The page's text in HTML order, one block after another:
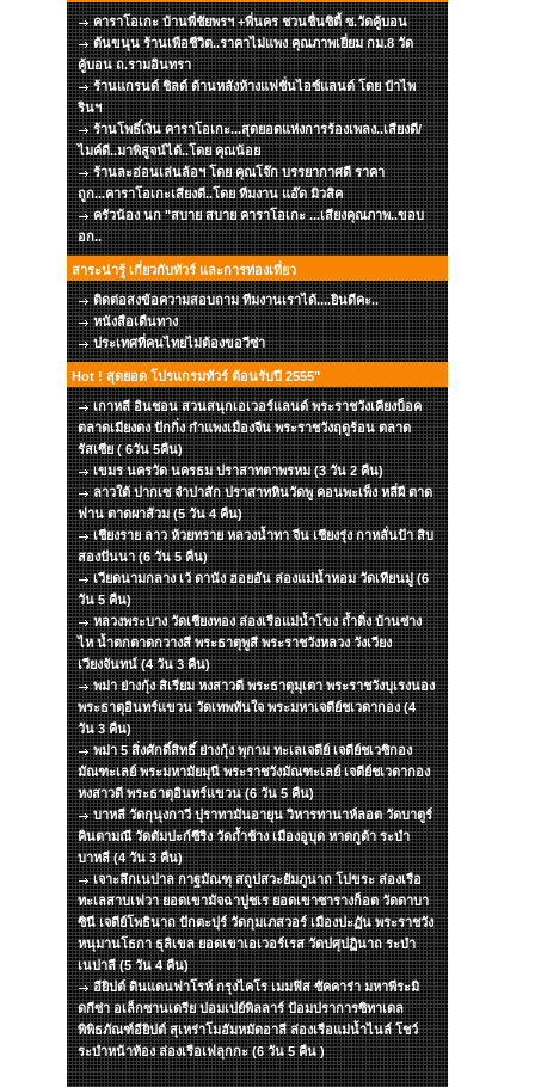
คาราโอเกะ บ้านพี่ชัยพรฯ +พี่นคร ชวนชื่นซิตี้ ซ.วัดคู้บอน
ต้นขนุน ร้านเพือชีวิต..ราคาไม่แพง คุณภาพเยี่ยม กม.8 วัด
คู้บอน ถ.รามอินทรา
ร้านแกรนด์ ชิลด์ ด้านหลังห้างแฟชั่นไอซ์แลนด์ โดย ป๋าไพ
รินฯ
ร้านโพธิ์เงิน คาราโอเกะ...สุดยอดแห่งการร้องเพลง..เสียงดี/
ไมค์ดี..มาพิสูจน์ได้..โดย คุณน้อย
ร้านละอ่อนเล่นล้อฯ โดย คุณโจ๊ก บรรยากาศดี ราคา
ถูก...คาราโอเกะเสียงดี..โดย ทีมงาน แอ๊ด มิวสิค
ครัวน้อง นก "สบาย สบาย คาราโอเกะ ...เสียงคุณภาพ..ขอบ
อก..
สาระน่ารู้ เกี่ยวกับทัวร์ และการท่องเที่ยว
ติดต่อสงข้อความสอบถาม ทีมงานเราได้....ยินดีคะ..
หนังสือเดืนทาง
ประเทศที่คนไทยไม่ต้องขอวีซ่า
Hot ! สุดยอด โปรแกรมทัวร์ ต้อนรับปี 2555"
เกาหลี อินชอน สวนสนุกเอเวอร์แลนด์ พระราชวังเคียงบ็อค
ตลาดเมียงดง ปักกิ่ง กำแพงเมืองจีน พระราชวังฤดูร้อน ตลาด
รัสเซีย ( 6วัน 5คืน)
เขมร นครวัด นครธม ปราสาทตาพรหม (3 วัน 2 คืน)
ลาวใต้ ปากเซ จำปาสัก ปราสาทหินวัดพู คอนพะเพ็ง หลี่ผี ตาด
ฟาน ตาดผาส้วม (5 วัน 4 คืน)
เชียงราย ลาว ห้วยทราย หลวงน้ำทา จีน เชียงรุ่ง กาหลั่นป้า สิบ
สองปันนา (6 วัน 5 คืน)
เวียดนามกลาง เว้ ดานัง ฮอยอัน ล่องแม่น้ำหอม วัดเทียนมู่ (6
วัน 5 คืน)
หลวงพระบาง วัดเชียงทอง ล่องเรือแม่น้ำโขง ถ้ำติ่ง บ้านซ่าง
ไห น้ำตกตาดกวางสี พระธาตุพูสี พระราชวังหลวง วังเวียง
เวียงจันทน์ (4 วัน 3 คืน)
พม่า ย่างกุ้ง สิเรียม หงสาวดี พระธาตุมุเตา พระราชวังบุเรงนอง
พระธาตุอินทร์แขวน วัดเทพทันใจ พระมหาเจดีย์ชเวดากอง (4
วัน 3 คืน)
พม่า 5 สิ่งศักดิ์สิทธิ์ ย่างกุ้ง พุกาม ทะเลเจดีย์ เจดีย์ชเวซิกอง
มัณฑะเลย์ พระมหามัยมุนี พระราชวังมัณฑะเลย์ เจดีย์ชเวดากอง
หงสาวดี พระธาตุอินทร์แขวน (6 วัน 5 คืน)
บาหลี วัดกุนุงกาวี ปุราทามันอายุน วิหารทานาห์ลอต วัดบาตูร์
คินตามณี วัดตัมปะก์ซีริง วัดถ้ำช้าง เมืองอูบุด หาดกูต้า ระบำ
บาหลี (4 วัน 3 คืน)
เจาะลึกเนปาล กาฐมัณฑุ สถูปสวะยัมภูนาถ โปขระ ล่องเรือ
ทะเลสาบเฟวา ยอดเขามัจฉาปูชเร ยอดเขาซารางก็อต วัดดาบา
ซินี เจดีย์โพธินาถ ปักตะปุร์ วัดกุมเภสวอร์ เมืองปะฏัน พระราชวัง
หนุมานโธกา ธุลิเขล ยอดเขาเอเวอร์เรส วัดปศุปฏินาถ ระบำ
เนปาลี (5 วัน 4 คืน)
อียิปต์ ดินแดนฟาโรห์ กรุงไคโร เมมฟิส ซัคคาร่า มหาพีระมิ
ดกีซ่า อเล็กซานเดรีย ปอมเปย์พิลลาร์ ป้อมปราการซิทาเดล
พิพิธภัณฑ์อียิปต์ สุเหร่าโมฮัมหมัดอาลี ล่องเรือแม่น้ำไนล์ โชว์
ระบำหน้าท้อง ล่องเรือเฟลุกกะ (6 วัน 5 คืน )